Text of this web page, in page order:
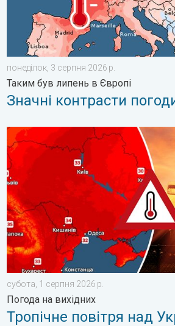
понеділок, 3 серпня 2026 р.
Таким був липень в Європі
Значні контрасти
Тропічне повітря над Україною.
субота, 1 серпня 2026 р.
Погода на вихідних
Тропічне повітря над